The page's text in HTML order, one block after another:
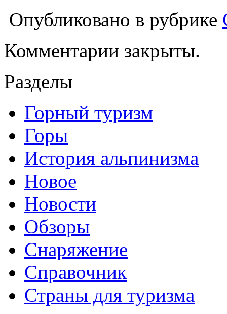
Опубликовано в рубрике
Комментарии закрыты.
Разделы
Горный туризм
Горы
История альпинизма
Новое
Новости
Обзоры
Снаряжение
Справочник
Страны для туризма